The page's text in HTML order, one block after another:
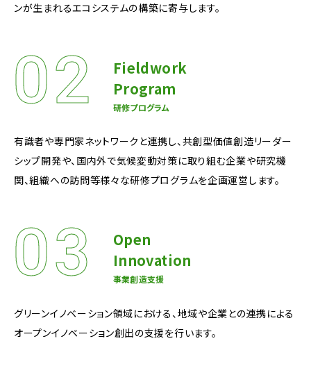
ンが生まれるエコシステムの構築に寄与します。
Fieldwork
Program
研修プログラム
有識者や専門家ネットワークと連携し、共創型価値創造リーダー
シップ開発や、国内外で気候変動対策に取り組む企業や研究機
関、組織への訪問等様々な研修プログラムを企画運営します。
Open
Innovation
事業創造支援
グリーンイノベーション領域における、地域や企業との連携による
オープンイノベーション創出の支援を行います。